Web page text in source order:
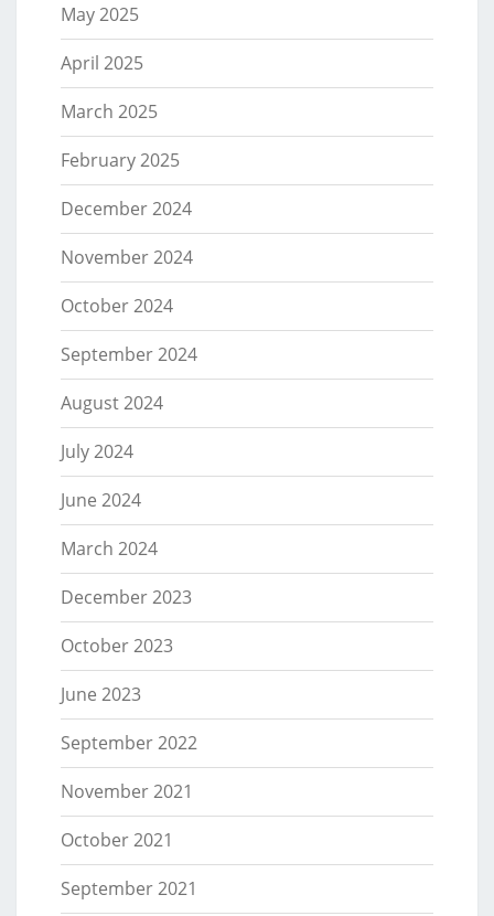
May 2025
April 2025
March 2025
February 2025
December 2024
November 2024
October 2024
September 2024
August 2024
July 2024
June 2024
March 2024
December 2023
October 2023
June 2023
September 2022
November 2021
October 2021
September 2021